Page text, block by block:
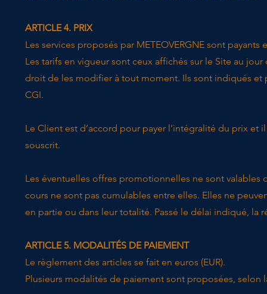
ARTICLE 4. PRIX
​Les services proposés par METEOVERGNE sont
Les tarifs en vigueur sont ceux affichés sur le Site au
droit de les modifier à tout moment. Ils sont indiqués et
CGI.
Le Client est d’accord pour payer l’intégralité du prix
souscrit.
Les éventuelles offres promotionnelles ne sont
cours ne sont pas cumulables entre elles. Elles ne
en partie ou dans leur totalité. Passé le délai indiqué, la
ARTICLE 5. MODALITÉS DE PAIEMENT
​Le règlement des articles se fait en euros (EUR).
​Plusieurs modalités de paiement sont proposées, selon